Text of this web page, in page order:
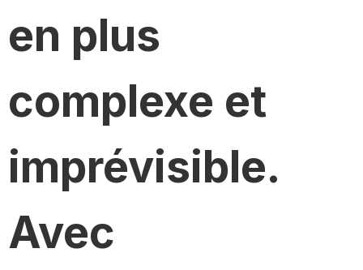
en plus
complexe et
imprévisible.
Avec